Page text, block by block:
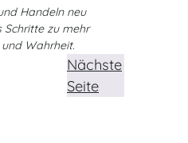
Handeln neu
Schritte zu mehr
Wahrheit.
Nächste
Seite